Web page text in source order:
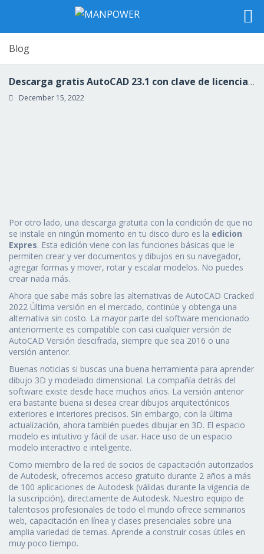
Blog
Descarga gratis AutoCAD 23.1 con clave de licencia Con código de licencia WIN & MAC 2022 Español ✌
December 15, 2022
Por otro lado, una descarga gratuita con la condición de que no
se instale en ningún momento en tu disco duro es la edicion
Expres. Esta edición viene con las funciones básicas que le
permiten crear y ver documentos y dibujos en su navegador,
agregar formas y mover, rotar y escalar modelos. No puedes
crear nada más.
Ahora que sabe más sobre las alternativas de AutoCAD Cracked
2022 Última versión en el mercado, continúe y obtenga una
alternativa sin costo. La mayor parte del software mencionado
anteriormente es compatible con casi cualquier versión de
AutoCAD Versión descifrada, siempre que sea 2016 o una
versión anterior.
Buenas noticias si buscas una buena herramienta para aprender
dibujo 3D y modelado dimensional. La compañía detrás del
software existe desde hace muchos años. La versión anterior
era bastante buena si desea crear dibujos arquitectónicos
exteriores e interiores precisos. Sin embargo, con la última
actualización, ahora también puedes dibujar en 3D. El espacio
modelo es intuitivo y fácil de usar. Hace uso de un espacio
modelo interactivo e inteligente.
Como miembro de la red de socios de capacitación autorizados
de Autodesk, ofrecemos acceso gratuito durante 2 años a más
de 100 aplicaciones de Autodesk (válidas durante la vigencia de
la suscripción), directamente de Autodesk. Nuestro equipo de
talentosos profesionales de todo el mundo ofrece seminarios
web, capacitación en línea y clases presenciales sobre una
amplia variedad de temas. Aprende a construir cosas útiles en
muy poco tiempo.